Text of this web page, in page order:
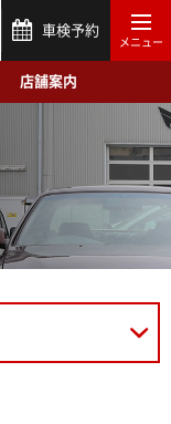
車検予約
店舗案内